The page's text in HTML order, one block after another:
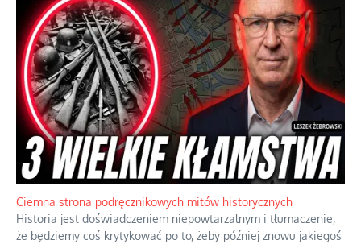
Szlachetna duma z historycznego braku rozsądku
Jednym z dziedzictw polskiej kontrreformacji jest skłonność do
oceniania wszystkiego w kategoriach moralnych, w tym
również polityki międzynarodowej, a...